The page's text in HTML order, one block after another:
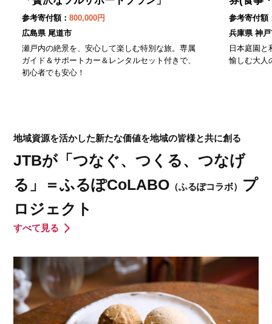
参考寄付額： 800,000円
広島県 尾道市
瀬戸内の絶景を、安心して楽しむ特別な旅。専属
ガイド＆サポートカー＆レンタルセット付きで、
初心者でも安心！
参考寄付額
兵庫県 神
日本庭園と
愉しむ大人
地域資源を活かした新たな価値を地域の皆様と共に創る
JTBが「つなぐ、つくる、つなげ
る」＝ふるぽCoLABO （ふるぽコラボ） プ
ロジェクト
すべて見る